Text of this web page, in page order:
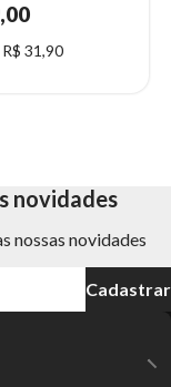
31,90
novidades
nossas novidades
Cadastrar